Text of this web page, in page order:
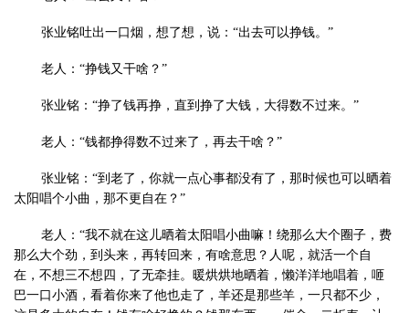
张业铭吐出一口烟，想了想，说：“出去可以挣钱。”
老人：“挣钱又干啥？”
张业铭：“挣了钱再挣，直到挣了大钱，大得数不过来。”
老人：“钱都挣得数不过来了，再去干啥？”
张业铭：“到老了，你就一点心事都没有了，那时候也可以晒着
太阳唱个小曲，那不更自在？”
老人：“我不就在这儿晒着太阳唱小曲嘛！绕那么大个圈子，费
那么大个劲，到头来，再转回来，有啥意思？人呢，就活一个自
在，不想三不想四，了无牵挂。暖烘烘地晒着，懒洋洋地唱着，咂
巴一口小酒，看着你来了他也走了，羊还是那些羊，一只都不少，